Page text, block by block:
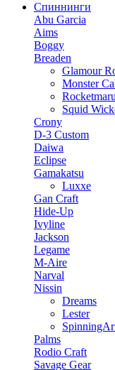
Спиннинги
Abu Garcia
Aims
Boggy
Breaden
Glamour
Monster
Rocketmaru
Squid
Crony
D-3 Custom
Daiwa
Eclipse
Gamakatsu
Luxxe
Gan Craft
Hide-Up
Ivyline
Jackson
Legame
M-Aire
Narval
Nissin
Dreams
Lester
Palms
Rodio Craft
Savage Gear